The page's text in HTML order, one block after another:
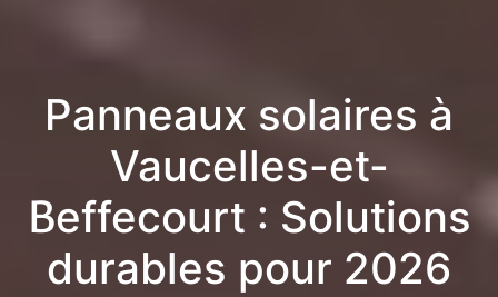
Panneaux solaires à
Vaucelles-et-
Beffecourt : Solutions
durables pour 2026